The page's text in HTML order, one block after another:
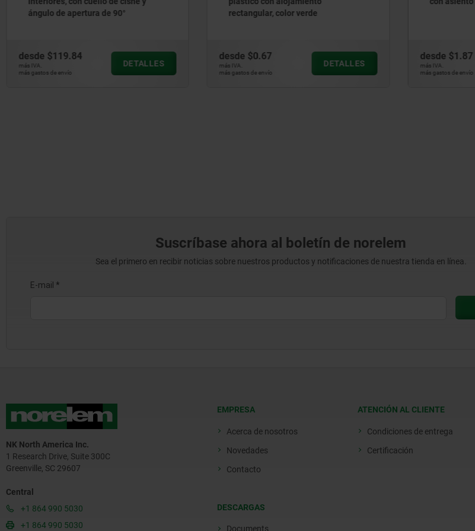
rectangular, color verde
desde$0.67
más IVA.
más gastos de envío
DETALLES
desde$1.87
más IVA.
más gastos de envío
DETALLES
desde$1.77
más IVA.
más gastos de envío
Suscríbase ahora al boletín de norelem
Sea el primero en recibir noticias sobre nuestros productos y notificaciones de nuestra tienda en línea.
NK North America Inc.
1 Research Drive, Suite 300C
Greenville, SC 29607
Central
+1 864 990 5030
+1 864 990 5030
EMPRESA
Acerca de nosotros
Novedades
Contacto
DESCARGAS
Documents
ATENCIÓN AL CLIENTE
Condiciones de entrega
Certificación